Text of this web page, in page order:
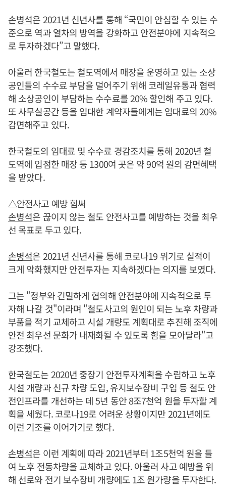
손병석은 2021년 신년사를 통해 “국민이 안심할 수 있는 수
준으로 역과 열차의 방역을 강화하고 안전분야에 지속적으
로 투자하겠다”고 말했다.
아울러 한국철도는 철도역에서 매장을 운영하고 있는 소상
공인들의 수수료 부담을 덜어주기 위해 코레일유통과 협력
해 소상공인이 부담하는 수수료를 20% 할인해 주고 있다.
또 사무실공간 등을 임대한 계약자들에게는 임대료의 20%
감면해주고 있다.
한국철도의 임대료 및 수수료 경감조치를 통해 2020년 철
도역에 입점한 매장 등 1300여 곳은 약 90억 원의 감면혜택
을 받았다.
△안전사고 예방 힘써
손병석은 끊이지 않는 철도 안전사고를 예방하는 것을 최우
선 목표로 두고 있다.
손병석은 2021년 신년사를 통해 코로나19 위기로 실적이
크게 악화했지만 안전투자는 지속하겠다는 의지를 보였다.
그는 "정부와 긴밀하게 협의해 안전분야에 지속적으로 투
자해 나갈 것"이라며 "철도사고의 원인이 되는 노후 차량과
부품을 적기 교체하고 시설 개량도 계획대로 추진해 조직에
안전 최우선 문화가 내재화될 수 있도록 힘을 모아달라"고
강조했다.
한국철도는 2020년 중장기 안전투자계획을 수립하고 노후
시설 개량과 신규 차량 도입, 유지보수장비 구입 등 철도 안
전인프라를 개선하는 데 5년 동안 8조7천억 원을 투자할 계
획을 세웠다. 코로나19로 어려운 상황이지만 2021년에도
이런 기조를 이어가기로 했다.
손병석은 이런 계획에 따라 2021년부터 1조5천억 원을 들
여 노후 전동차량을 교체하고 있다. 아울러 사고 예방을 위
해 선로와 전기 보수장비 개량에도 1조 원가량을 투자한다.